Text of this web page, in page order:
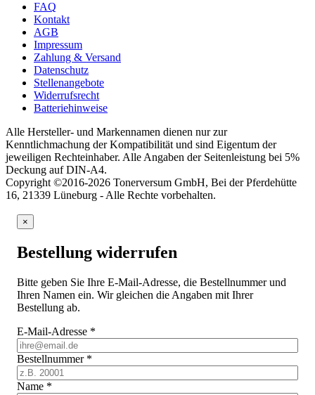
FAQ
Kontakt
AGB
Impressum
Zahlung & Versand
Datenschutz
Stellenangebote
Widerrufsrecht
Batteriehinweise
Alle Hersteller- und Markennamen dienen nur zur
Kenntlichmachung der Kompatibilität und sind Eigentum der
jeweiligen Rechteinhaber. Alle Angaben der Seitenleistung bei 5%
Deckung auf DIN-A4.
Copyright ©2016-2026 Tonerversum GmbH, Bei der Pferdehütte
16, 21339 Lüneburg - Alle Rechte vorbehalten.
×
Bestellung widerrufen
Bitte geben Sie Ihre E-Mail-Adresse, die Bestellnummer und
Ihren Namen ein. Wir gleichen die Angaben mit Ihrer
Bestellung ab.
E-Mail-Adresse *
Bestellnummer *
Name *